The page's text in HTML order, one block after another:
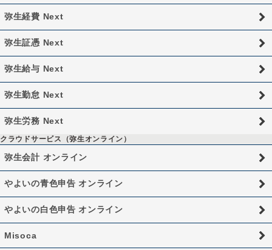
弥生経費 Next
弥生証憑 Next
弥生給与 Next
弥生勤怠 Next
弥生労務 Next
クラウドサービス（弥生オンライン）
弥生会計 オンライン
やよいの青色申告 オンライン
やよいの白色申告 オンライン
Misoca